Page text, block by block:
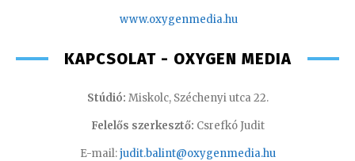
www.oxygenmedia.hu
KAPCSOLAT - OXYGEN MEDIA
Stúdió: Miskolc, Széchenyi utca 22.
Felelős szerkesztő: Csrefkó Judit
E-mail:judit.balint@oxygenmedia.hu